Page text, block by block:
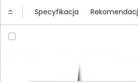
Specyfikacja